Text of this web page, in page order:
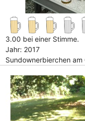
3.00 bei einer Stimme.
Jahr: 2017
Sundownerbierchen